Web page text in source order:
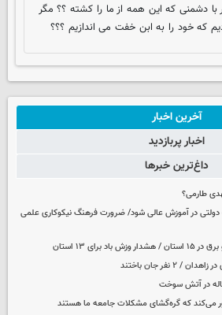
دشمنی که این همه از ما را کشته ؟؟ مگر
که خود را به ابن خفت می اندازیم ؟؟؟
آخرین اخبار
اخبار پربازدید
داغ‌ترین خبرها
طارمی؟
دولتی در آموزش عالی شود/ ضرورت فرهنگ نیکوکاری علمی
۱۳ استان‌
نفر جان باختند
می‌کند که گره‌گشای مشکلات جامعه ما هستند